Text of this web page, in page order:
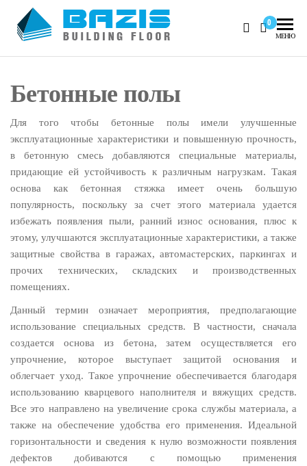
content
Промышленные
0
МЕНЮ
Бетонные полы
Для того чтобы бетонные полы имели улучшенные
эксплуатационные характеристики и повышенную прочность,
в бетонную смесь добавляются специальные материалы,
придающие ей устойчивость к различным нагрузкам. Такая
основа как бетонная стяжка имеет очень большую
популярность, поскольку за счет этого материала удается
избежать появления пыли, ранний износ основания, плюс к
этому, улучшаются эксплуатационные характеристики, а также
защитные свойства в гаражах, автомастерских, паркингах и
прочих технических, складских и производственных
помещениях.
Данный термин означает мероприятия, предполагающие
использование специальных средств. В частности, сначала
создается основа из бетона, затем осуществляется его
упрочнение, которое выступает защитой основания и
облегчает уход. Такое упрочнение обеспечивается благодаря
использованию кварцевого наполнителя и вяжущих средств.
Все это направлено на увеличение срока службы материала, а
также на обеспечение удобства его применения. Идеальной
горизонтальности и сведения к нулю возможности появления
дефектов добиваются с помощью применения